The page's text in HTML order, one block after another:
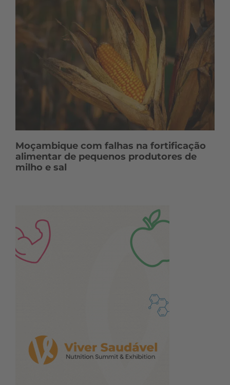
Moçambique com falhas na fortificação
alimentar de pequenos produtores de
milho e sal